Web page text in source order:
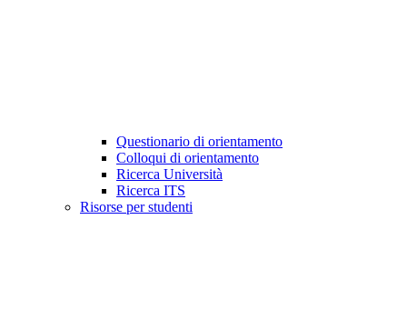
Questionario di orientamento
Colloqui di orientamento
Ricerca Università
Ricerca ITS
Risorse per studenti